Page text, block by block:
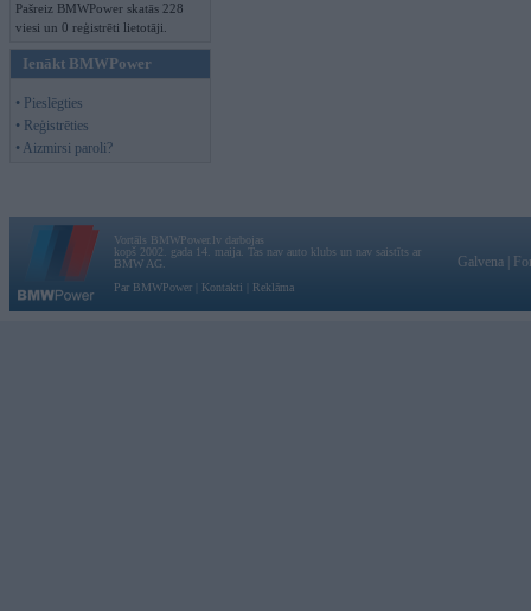
Pašreiz BMWPower skatās 228
viesi un 0 reģistrēti lietotāji.
Ienākt BMWPower
• Pieslēgties
• Reģistrēties
• Aizmirsi paroli?
Vortāls BMWPower.lv darbojas
kopš 2002. gada 14. maija. Tas nav auto klubs un nav saistīts ar
BMW AG.
Par BMWPower
Kontakti Reklāma
Galvena